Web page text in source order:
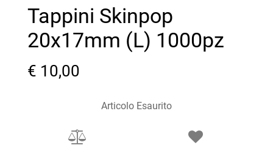
Tappini Skinpop
20x17mm (L) 1000pz
€ 10,00
Articolo Esaurito